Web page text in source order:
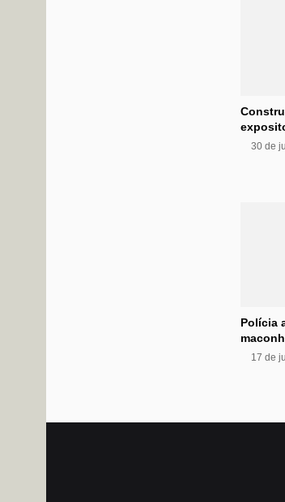
30 de
Polícia
17 de